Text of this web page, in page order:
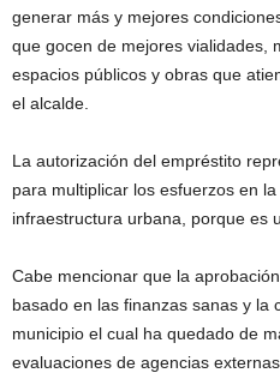
generar más y mejores
que gocen de mejores vialidades,
espacios públicos y obras que
el alcalde.
La autorización del empréstito
para multiplicar los esfuerzos en
infraestructura urbana, porque es
Cabe mencionar que la
basado en las finanzas sanas y la
municipio el cual ha quedado de
evaluaciones de agencias